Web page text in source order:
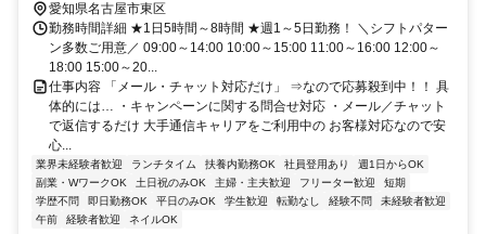
愛知県名古屋市東区
勤務時間詳細 ★1日5時間～8時間 ★週1～5日勤務！ ＼シフトパター
ン多数ご用意／ 09:00～14:00 10:00～15:00 11:00～16:00 12:00～
18:00 15:00～20...
仕事内容 「メール・チャット対応だけ」 ⇒なので応募殺到中！！ 具
体的には… ・キャンペーンに関する問合せ対応 ・メール／チャット
で返信するだけ 大手通信キャリアをご利用中の お客様対応なので安
心...
業界未経験者歓迎 ランチタイム 扶養内勤務OK 社員登用あり
週1日からOK
副業・WワークOK
土日祝のみOK 主婦・主夫歓迎 フリーター歓迎
短期
学歴不問
即日勤務OK 平日のみOK 学生歓迎 転勤なし 経験不問
未経験者歓迎
午前
経験者歓迎 ネイルOK